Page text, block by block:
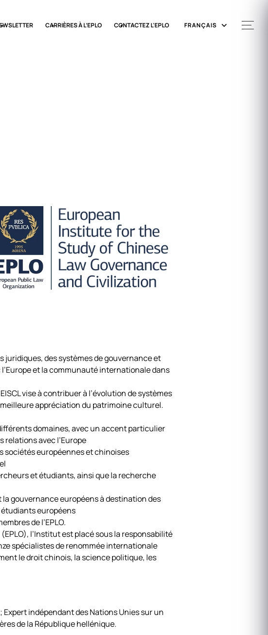
CARRIÈRES À L’EPLO CONTACTEZ L'EPLO FRANÇAIS
juridiques, des systèmes de gouvernance et
et la communauté internationale dans
vise à contribuer à l’évolution de systèmes
appréciation du patrimoine culturel.
domaines, avec un accent particulier
avec l’Europe
européennes et chinoises
et étudiants, ainsi que la recherche
gouvernance européens à destination des
européens
de l’EPLO.
l’Institut est placé sous la responsabilité
spécialistes de renommée internationale
le droit chinois, la science politique, les
indépendant des Nations Unies sur un
de la République hellénique.